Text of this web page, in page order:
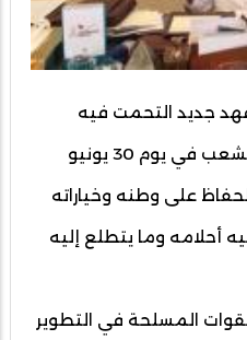
جديد التحمت فيه
القوات المسلحة مع أفراد الشعب في يوم 30 يونيو
على وطنه وخياراته
وما يتطلع إليه
المسلحة في التطوير